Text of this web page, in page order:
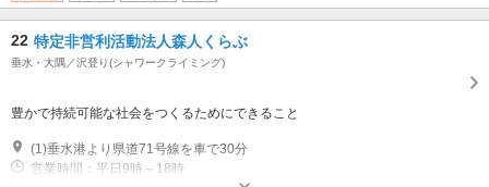
22 特定非営利活動法人森人くらぶ
垂水・大隅／沢登り(シャワークライミング)
豊かで持続可能な社会をつくるためにできること
(1)垂水港より県道71号線を車で30分
営業時間：平日9時～18時